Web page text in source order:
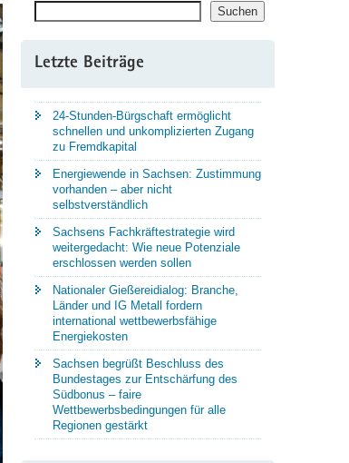
Suchen
Letzte Beiträge
24-Stunden-Bürgschaft ermöglicht
schnellen und unkomplizierten Zugang
zu Fremdkapital
Energiewende in Sachsen: Zustimmung
vorhanden – aber nicht
selbstverständlich
Sachsens Fachkräftestrategie wird
weitergedacht: Wie neue Potenziale
erschlossen werden sollen
Nationaler Gießereidialog: Branche,
Länder und IG Metall fordern
international wettbewerbsfähige
Energiekosten
Sachsen begrüßt Beschluss des
Bundestages zur Entschärfung des
Südbonus – faire
Wettbewerbsbedingungen für alle
Regionen gestärkt